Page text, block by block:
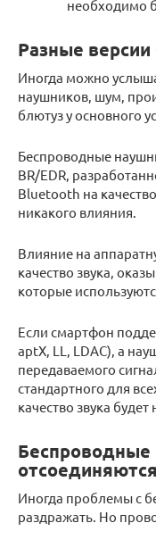
необходимо
Разные
Иногда можно
наушников, шум,
блютуз у основного
Беспроводные
BR/EDR,
Bluetooth на
никакого влияния.
Влияние на
качество звука,
которые
Если смартфон
aptX, LL, LDAC), а
передаваемого
стандартного для
качество звука
Беспроводные
отсоединяются
Иногда проблемы с
раздражать. Но